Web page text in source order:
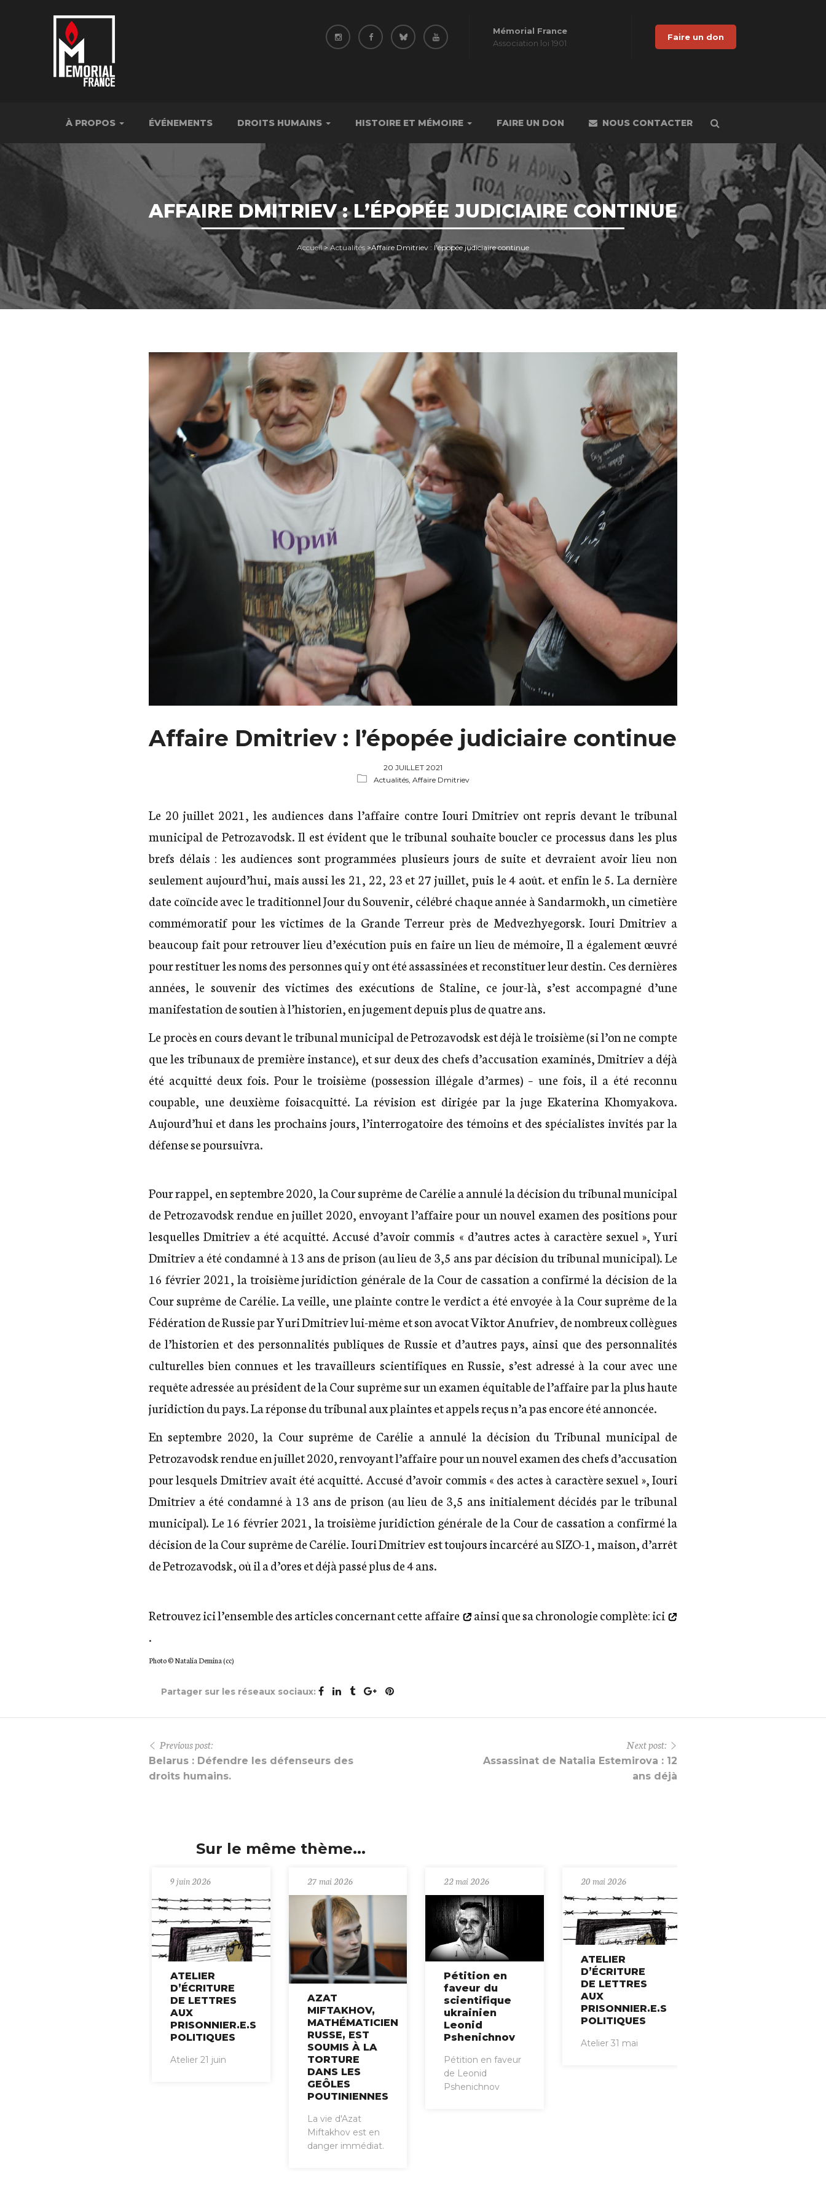
Mémorial France
Association loi 1901
Faire un don
À PROPOS ÉVÉNEMENTS DROITS HUMAINS HISTOIRE ET MÉMOIRE FAIRE UN DON NOUS CONTACTER
AFFAIRE DMITRIEV : L’ÉPOPÉE JUDICIAIRE CONTINUE
Accueil> Actualités >Affaire Dmitriev : l’épopée judiciaire continue
Affaire Dmitriev : l’épopée judiciaire continue
20 JUILLET 2021
Actualités, Affaire Dmitriev
Le 20 juillet 2021, les audiences dans l’affaire contre Iouri Dmitriev ont repris devant le tribunal
municipal de Petrozavodsk. Il est évident que le tribunal souhaite boucler ce processus dans les plus
brefs délais : les audiences sont programmées plusieurs jours de suite et devraient avoir lieu non
seulement aujourd’hui, mais aussi les 21, 22, 23 et 27 juillet, puis le 4 août. et enfin le 5. La dernière
date coïncide avec le traditionnel Jour du Souvenir, célébré chaque année à Sandarmokh, un cimetière
commémoratif pour les victimes de la Grande Terreur près de Medvezhyegorsk. Iouri Dmitriev a
beaucoup fait pour retrouver lieu d’exécution puis en faire un lieu de mémoire, Il a également œuvré
pour restituer les noms des personnes qui y ont été assassinées et reconstituer leur destin. Ces dernières
années, le souvenir des victimes des exécutions de Staline, ce jour-là, s’est accompagné d’une
manifestation de soutien à l’historien, en jugement depuis plus de quatre ans.
Le procès en cours devant le tribunal municipal de Petrozavodsk est déjà le troisième (si l’on ne compte
que les tribunaux de première instance), et sur deux des chefs d’accusation examinés, Dmitriev a déjà
été acquitté deux fois. Pour le troisième (possession illégale d’armes) – une fois, il a été reconnu
coupable, une deuxième foisacquitté. La révision est dirigée par la juge Ekaterina Khomyakova.
Aujourd’hui et dans les prochains jours, l’interrogatoire des témoins et des spécialistes invités par la
défense se poursuivra.
Pour rappel, en septembre 2020, la Cour suprême de Carélie a annulé la décision du tribunal municipal
de Petrozavodsk rendue en juillet 2020, envoyant l’affaire pour un nouvel examen des positions pour
lesquelles Dmitriev a été acquitté. Accusé d’avoir commis « d’autres actes à caractère sexuel », Yuri
Dmitriev a été condamné à 13 ans de prison (au lieu de 3,5 ans par décision du tribunal municipal). Le
16 février 2021, la troisième juridiction générale de la Cour de cassation a confirmé la décision de la
Cour suprême de Carélie. La veille, une plainte contre le verdict a été envoyée à la Cour suprême de la
Fédération de Russie par Yuri Dmitriev lui-même et son avocat Viktor Anufriev, de nombreux collègues
de l’historien et des personnalités publiques de Russie et d’autres pays, ainsi que des personnalités
culturelles bien connues et les travailleurs scientifiques en Russie, s’est adressé à la cour avec une
requête adressée au président de la Cour suprême sur un examen équitable de l’affaire par la plus haute
juridiction du pays. La réponse du tribunal aux plaintes et appels reçus n’a pas encore été annoncée.
En septembre 2020, la Cour suprême de Carélie a annulé la décision du Tribunal municipal de
Petrozavodsk rendue en juillet 2020, renvoyant l’affaire pour un nouvel examen des chefs d’accusation
pour lesquels Dmitriev avait été acquitté. Accusé d’avoir commis « des actes à caractère sexuel », Iouri
Dmitriev a été condamné à 13 ans de prison (au lieu de 3,5 ans initialement décidés par le tribunal
municipal). Le 16 février 2021, la troisième juridiction générale de la Cour de cassation a confirmé la
décision de la Cour suprême de Carélie. Iouri Dmitriev est toujours incarcéré au SIZO-1, maison, d’arrêt
de Petrozavodsk, où il a d’ores et déjà passé plus de 4 ans.
Retrouvezici l’ensemble des articles concernant cette affaire ainsi que sachronologie complète: ici
.
Photo © Natalia Demina (cc)
Partager sur les réseaux sociaux:
Previous post:
Belarus : Défendre les défenseurs des
droits humains.
Next post:
Assassinat de Natalia Estemirova : 12
ans déjà
Sur le même thème...
9 juin 2026
ATELIER
D’ÉCRITURE
DE LETTRES
AUX
PRISONNIER.E.S
POLITIQUES
Atelier 21 juin
27 mai 2026
AZAT
MIFTAKHOV,
MATHÉMATICIEN
RUSSE, EST
SOUMIS À LA
TORTURE
DANS LES
GEÔLES
POUTINIENNES
La vie d'Azat
Miftakhov est en
danger immédiat.
22 mai 2026
Pétition en
faveur du
scientifique
ukrainien
Leonid
Pshenichnov
Pétition en faveur
de Leonid
Pshenichnov
20 mai 2026
ATELIER
D’ÉCRITURE
DE LETTRES
AUX
PRISONNIER.E.S
POLITIQUES
Atelier 31 mai